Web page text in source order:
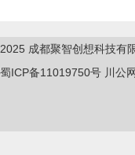
2025 成都聚智创想科技有
蜀ICP备11019750号 川公